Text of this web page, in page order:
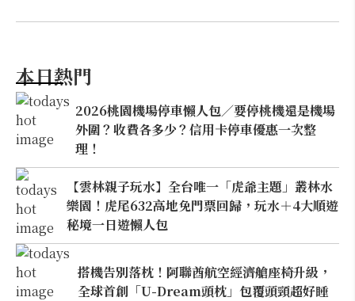
本日熱門
2026桃園機場停車懶人包／要停桃機還是機場
外圍？收費各多少？信用卡停車優惠一次整
理！
【雲林親子玩水】全台唯一「虎爺主題」叢林水
樂園！虎尾632高地免門票回歸，玩水＋4大順遊
秘境一日遊懶人包
搭機告別落枕！阿聯酋航空經濟艙座椅升級，
全球首創「U-Dream頭枕」包覆頭頸超好睡